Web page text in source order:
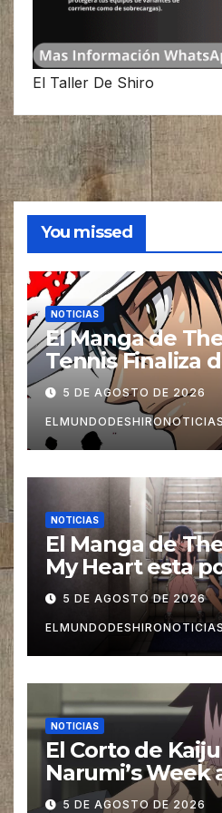
El Taller De Shiro
You missed
NOTICIAS
El Manga de
Tennis Finaliza
27 años
5 DE AGOSTO DE 2026
ELMUNDODESHIRONOTICIAS
NOTICIAS
El Manga de
My Heart esta
en tan solo 3
5 DE AGOSTO DE 2026
ELMUNDODESHIRONOTICIAS
NOTICIAS
El Corto de
Narumi’s Week
estrena en
5 DE AGOSTO DE 2026